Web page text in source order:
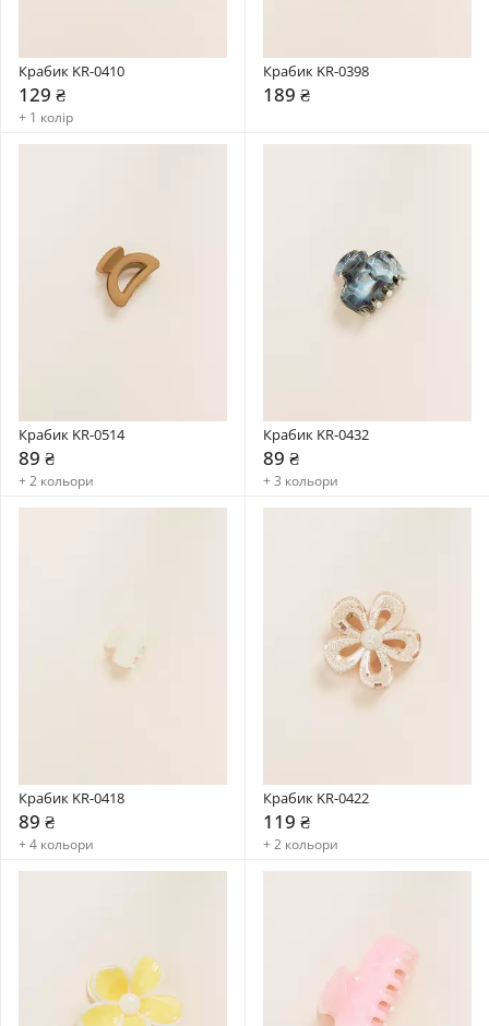
Крабик KR-0410
129 ₴
+ 1 колір
Крабик KR-0398
189 ₴
Крабик KR-0514
89 ₴
+ 2 кольори
Крабик KR-0432
89 ₴
+ 3 кольори
Крабик KR-0418
89 ₴
+ 4 кольори
Крабик KR-0422
119 ₴
+ 2 кольори